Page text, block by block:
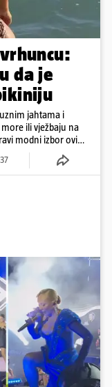
da je
jahtama i
ili vježbaju na
modni izbor ovih
37